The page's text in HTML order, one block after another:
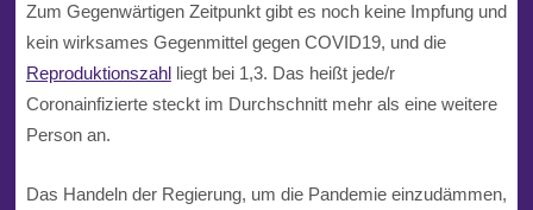
Zum Gegenwärtigen Zeitpunkt gibt es noch keine Impfung und
kein wirksames Gegenmittel gegen COVID19, und die
Reproduktionszahlliegt bei 1,3. Das heißt jede/r
Coronainfizierte steckt im Durchschnitt mehr als eine weitere
Person an.
Das Handeln der Regierung, um die Pandemie einzudämmen,